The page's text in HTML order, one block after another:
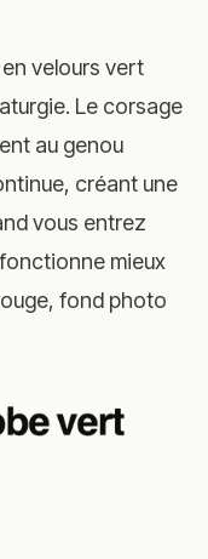
velours vert
Le corsage
au genou
créant une
vous entrez
mieux
fond photo